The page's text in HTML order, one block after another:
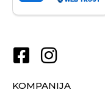
KOMPANIJA